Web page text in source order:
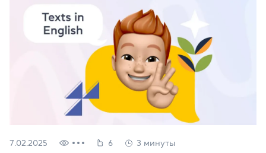
7.02.2025 6 3 минуты